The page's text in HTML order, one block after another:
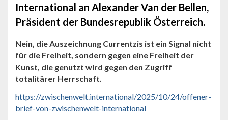
International an Alexander Van der Bellen,
Präsident der Bundesrepublik Österreich.
Nein, die Auszeichnung Currentzis ist ein Signal nicht
für die Freiheit, sondern gegen eine Freiheit der
Kunst, die genutzt wird gegen den Zugriff
totalitärer Herrschaft.
https://zwischenwelt.international/2025/10/24/offener-
brief-von-zwischenwelt-international